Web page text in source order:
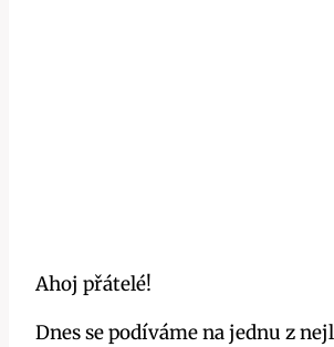
Ahoj přátelé!
Dnes se podíváme na jednu z